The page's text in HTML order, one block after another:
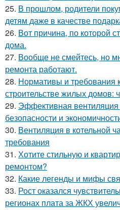
25. В прошлом, родители
детям даже в качестве
26. Вот причина, по которой
дома.
27. Вообще не смейтесь, но
ремонта работают.
28. Нормативы и требования
строительстве жилых домов:
29. Эффективная вентиляция
безопасности и
30. Вентиляция в котельной
требования
31. Хотите стильную и
ремонтом?
32. Какие легенды и мифы
33. Рост оказался
регионах плата за ЖКХ